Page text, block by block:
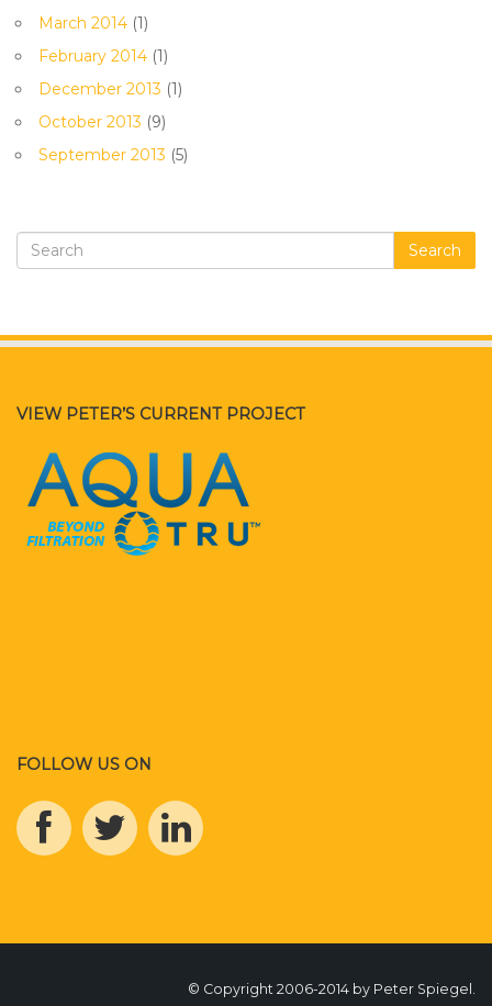
March 2014 (1)
February 2014 (1)
December 2013 (1)
October 2013 (9)
September 2013 (5)
Search
VIEW PETER’S CURRENT PROJECT
FOLLOW US ON
© Copyright 2006-2014 by Peter Spiegel.